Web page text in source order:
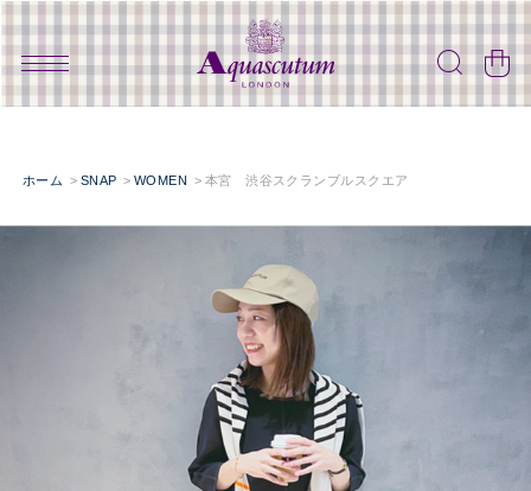
ホーム SNAP WOMEN 本宮 渋谷スクランブルスクエア